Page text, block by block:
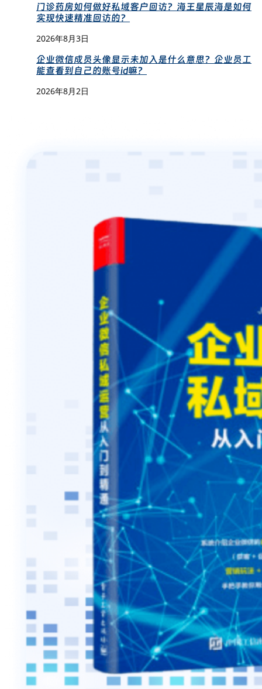
门诊药房如何做好私域客户回访？海王星辰海是如何
实现快速精准回访的？
2026年8月3日
企业微信成员头像显示未加入是什么意思？企业员工
能查看到自己的账号id嘛？
2026年8月2日